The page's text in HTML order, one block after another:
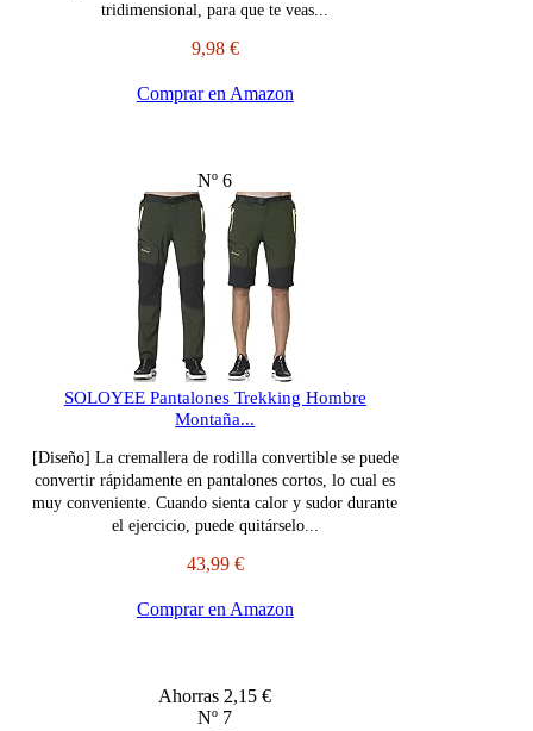
tridimensional, para que te veas...
9,98 €
Comprar en Amazon
Nº 6
SOLOYEE Pantalones Trekking Hombre
Montaña...
[Diseño] La cremallera de rodilla convertible se puede
convertir rápidamente en pantalones cortos, lo cual es
muy conveniente. Cuando sienta calor y sudor durante
el ejercicio, puede quitárselo...
43,99 €
Comprar en Amazon
Ahorras 2,15 €
Nº 7